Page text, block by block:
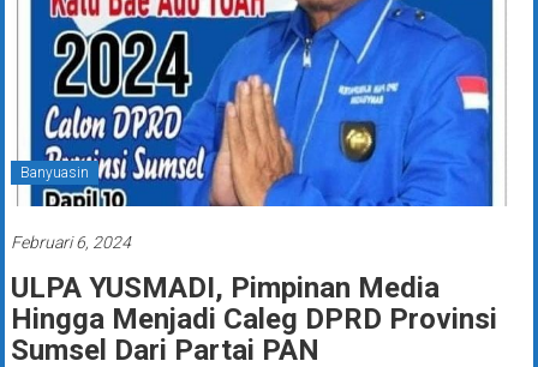
Banyuasin
Februari 6, 2024
ULPA YUSMADI, Pimpinan Media
Hingga Menjadi Caleg DPRD Provinsi
Sumsel Dari Partai PAN